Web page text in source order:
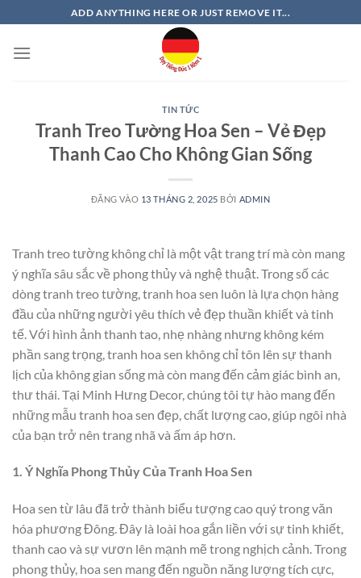
qua
nội
ADD ANYTHING HERE OR JUST REMOVE IT...
TIN TỨC
Tranh Treo Tường Hoa Sen – Vẻ Đẹp
Thanh Cao Cho Không Gian Sống
ĐĂNG VÀO 13 THÁNG 2, 2025 BỞI ADMIN
Tranh treo tường không chỉ là một vật trang trí mà còn mang
ý nghĩa sâu sắc về phong thủy và nghệ thuật. Trong số các
dòng tranh treo tường, tranh hoa sen luôn là lựa chọn hàng
đầu của những người yêu thích vẻ đẹp thuần khiết và tinh
tế. Với hình ảnh thanh tao, nhẹ nhàng nhưng không kém
phần sang trọng, tranh hoa sen không chỉ tôn lên sự thanh
lịch của không gian sống mà còn mang đến cảm giác bình an,
thư thái. Tại Minh Hưng Decor, chúng tôi tự hào mang đến
những mẫu tranh hoa sen đẹp, chất lượng cao, giúp ngôi nhà
của bạn trở nên trang nhã và ấm áp hơn.
1. Ý Nghĩa Phong Thủy Của Tranh Hoa Sen
Hoa sen từ lâu đã trở thành biểu tượng cao quý trong văn
hóa phương Đông. Đây là loài hoa gắn liền với sự tinh khiết,
thanh cao và sự vươn lên mạnh mẽ trong nghịch cảnh. Trong
phong thủy, hoa sen mang đến nguồn năng lượng tích cực,